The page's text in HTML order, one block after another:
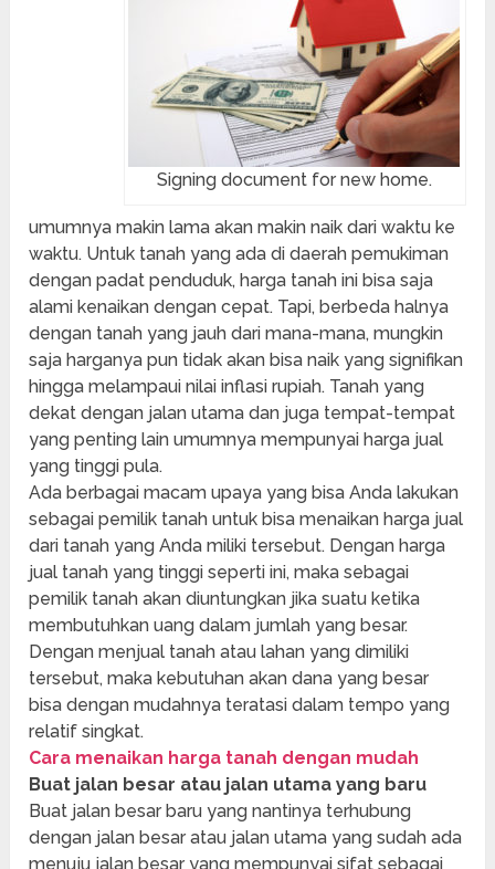
Signing document for new home.
umumnya makin lama akan makin naik dari waktu ke
waktu. Untuk tanah yang ada di daerah pemukiman
dengan padat penduduk, harga tanah ini bisa saja
alami kenaikan dengan cepat. Tapi, berbeda halnya
dengan tanah yang jauh dari mana-mana, mungkin
saja harganya pun tidak akan bisa naik yang signifikan
hingga melampaui nilai inflasi rupiah. Tanah yang
dekat dengan jalan utama dan juga tempat-tempat
yang penting lain umumnya mempunyai harga jual
yang tinggi pula.
Ada berbagai macam upaya yang bisa Anda lakukan
sebagai pemilik tanah untuk bisa menaikan harga jual
dari tanah yang Anda miliki tersebut. Dengan harga
jual tanah yang tinggi seperti ini, maka sebagai
pemilik tanah akan diuntungkan jika suatu ketika
membutuhkan uang dalam jumlah yang besar.
Dengan menjual tanah atau lahan yang dimiliki
tersebut, maka kebutuhan akan dana yang besar
bisa dengan mudahnya teratasi dalam tempo yang
relatif singkat.
Cara menaikan harga tanah dengan mudah
Buat jalan besar atau jalan utama yang baru
Buat jalan besar baru yang nantinya terhubung
dengan jalan besar atau jalan utama yang sudah ada
menuju jalan besar yang mempunyai sifat sebagai